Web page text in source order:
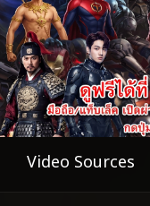
Video Sources